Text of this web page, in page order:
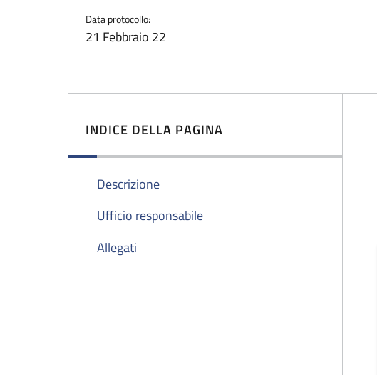
Data protocollo:
21 Febbraio 22
INDICE DELLA PAGINA
Descrizione
Ufficio responsabile
Allegati